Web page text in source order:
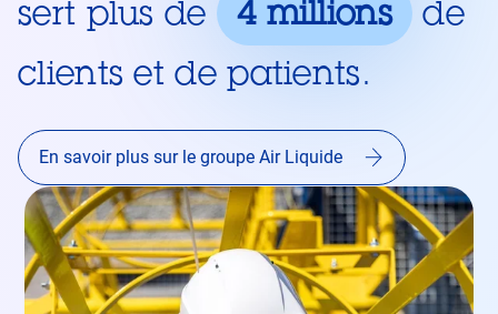
sert plus de
4 millions de
clients et de patients.
En savoir plus sur le groupe Air Liquide